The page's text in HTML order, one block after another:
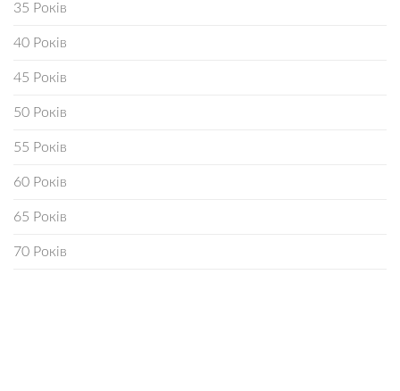
35 Років
40 Років
45 Років
50 Років
55 Років
60 Років
65 Років
70 Років